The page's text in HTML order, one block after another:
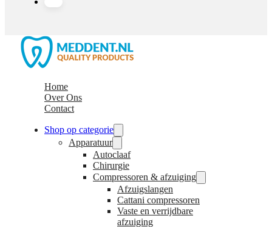
Home
Over Ons
Contact
Shop op categorie
Apparatuur
Autoclaaf
Chirurgie
Compressoren & afzuiging
Afzuigslangen
Cattani compressoren
Vaste en verrijdbare
afzuiging